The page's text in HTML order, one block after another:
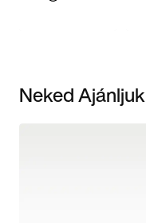
Neked Ajánljuk